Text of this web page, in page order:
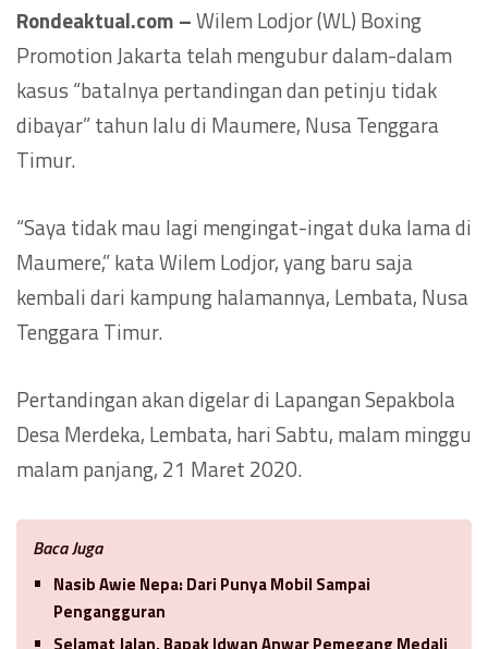
Rondeaktual.com –Wilem Lodjor (WL) Boxing
Promotion Jakarta telah mengubur dalam-dalam
kasus “batalnya pertandingan dan petinju tidak
dibayar” tahun lalu di Maumere, Nusa Tenggara
Timur.
“Saya tidak mau lagi mengingat-ingat duka lama di
Maumere,” kata Wilem Lodjor, yang baru saja
kembali dari kampung halamannya, Lembata, Nusa
Tenggara Timur.
Pertandingan akan digelar di Lapangan Sepakbola
Desa Merdeka, Lembata, hari Sabtu, malam minggu
malam panjang, 21 Maret 2020.
Baca Juga
Nasib Awie Nepa: Dari Punya Mobil Sampai
Pengangguran